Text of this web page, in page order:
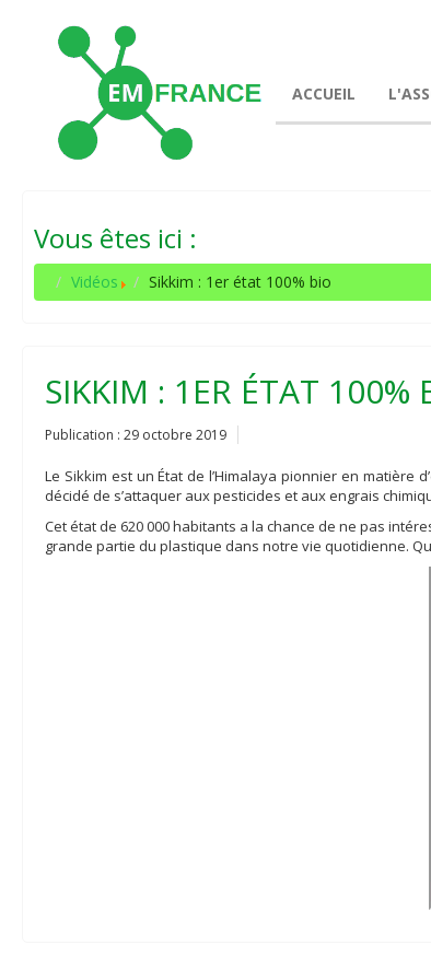
ACCUEIL
Vous êtes ici :
Vidéos Sikkim : 1er état 100% bio
SIKKIM : 1ER ÉTAT 100%
Publication : 29 octobre 2019
Le Sikkim est un État de l’Himalaya pionnier en matière
décidé de s’attaquer aux pesticides et aux engrais
Cet état de 620 000 habitants a la chance de ne pas
grande partie du plastique dans notre vie quotidienne.